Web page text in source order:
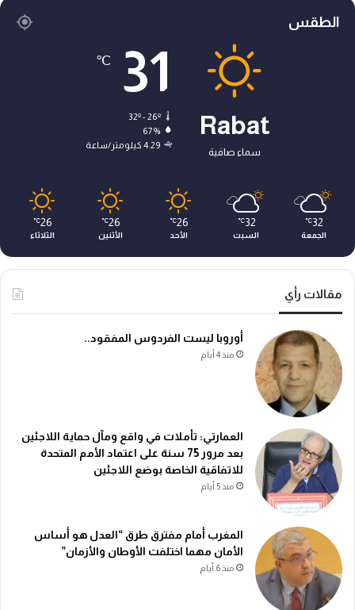
الطقس
Rabat
سماء صافية
31
℃
32º - 26º
67%
4.29 كيلومتر/ساعة
32
℃
الجمعة
32
℃
السبت
26
℃
الأحد
26
℃
الأثنين
26
℃
الثلاثاء
مقالات رأي
أوروبا ليست الفردوس المفقود..
منذ 4 أيام
العمارتي: تأملات في واقع ومآل حماية اللاجئين
بعد مرور 75 سنة على اعتماد الأمم المتحدة
للاتفاقية الخاصة بوضع اللاجئين
منذ 5 أيام
المغرب أمام مفترق طرق “العدل هو أساس
الأمان مهما اختلفت الأوطان والأزمان”
منذ 6 أيام